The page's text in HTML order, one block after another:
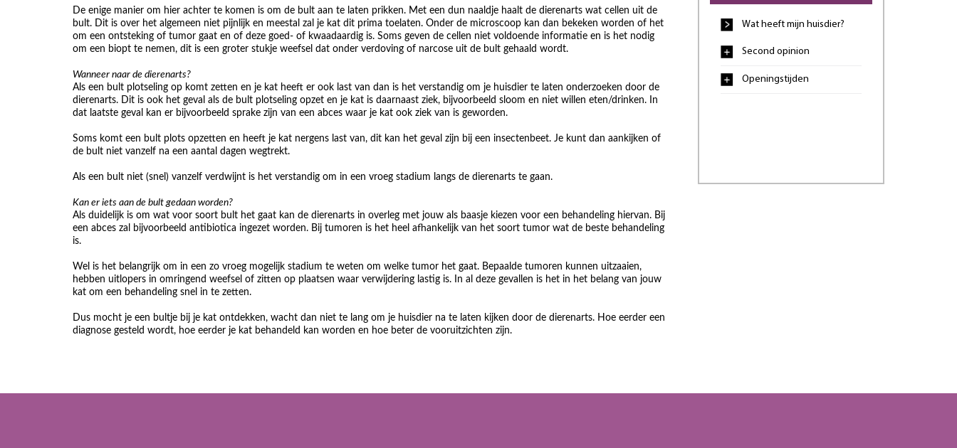
De enige manier om hier achter te komen is om de bult aan te laten prikken. Met een dun naaldje haalt de dierenarts wat cellen uit de
bult. Dit is over het algemeen niet pijnlijk en meestal zal je kat dit prima toelaten. Onder de microscoop kan dan bekeken worden of het
om een ontsteking of tumor gaat en of deze goed- of kwaadaardig is. Soms geven de cellen niet voldoende informatie en is het nodig
om een biopt te nemen, dit is een groter stukje weefsel dat onder verdoving of narcose uit de bult gehaald wordt.
Wanneer naar de dierenarts?
Als een bult plotseling op komt zetten en je kat heeft er ook last van dan is het verstandig om je huisdier te laten onderzoeken door de
dierenarts. Dit is ook het geval als de bult plotseling opzet en je kat is daarnaast ziek, bijvoorbeeld sloom en niet willen eten/drinken. In
dat laatste geval kan er bijvoorbeeld sprake zijn van een abces waar je kat ook ziek van is geworden.
Soms komt een bult plots opzetten en heeft je kat nergens last van, dit kan het geval zijn bij een insectenbeet. Je kunt dan aankijken of
de bult niet vanzelf na een aantal dagen wegtrekt.
Als een bult niet (snel) vanzelf verdwijnt is het verstandig om in een vroeg stadium langs de dierenarts te gaan.
Kan er iets aan de bult gedaan worden?
Als duidelijk is om wat voor soort bult het gaat kan de dierenarts in overleg met jouw als baasje kiezen voor een behandeling hiervan. Bij
een abces zal bijvoorbeeld antibiotica ingezet worden. Bij tumoren is het heel afhankelijk van het soort tumor wat de beste behandeling
is.
Wel is het belangrijk om in een zo vroeg mogelijk stadium te weten om welke tumor het gaat. Bepaalde tumoren kunnen uitzaaien,
hebben uitlopers in omringend weefsel of zitten op plaatsen waar verwijdering lastig is. In al deze gevallen is het in het belang van jouw
kat om een behandeling snel in te zetten.
Dus mocht je een bultje bij je kat ontdekken, wacht dan niet te lang om je huisdier na te laten kijken door de dierenarts. Hoe eerder een
diagnose gesteld wordt, hoe eerder je kat behandeld kan worden en hoe beter de vooruitzichten zijn.
Wat heeft mijn huisdier?
Second opinion
Openingstijden